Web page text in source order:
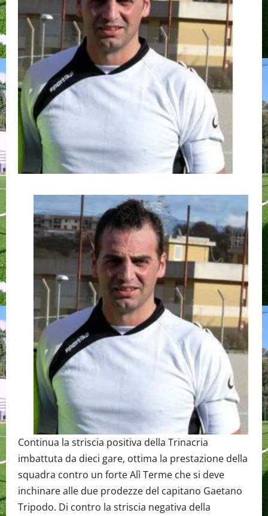
Continua la striscia positiva della Trinacria
imbattuta da dieci gare, ottima la prestazione della
squadra contro un forte Alì Terme che si deve
inchinare alle due prodezze del capitano Gaetano
Tripodo. Di contro la striscia negativa della